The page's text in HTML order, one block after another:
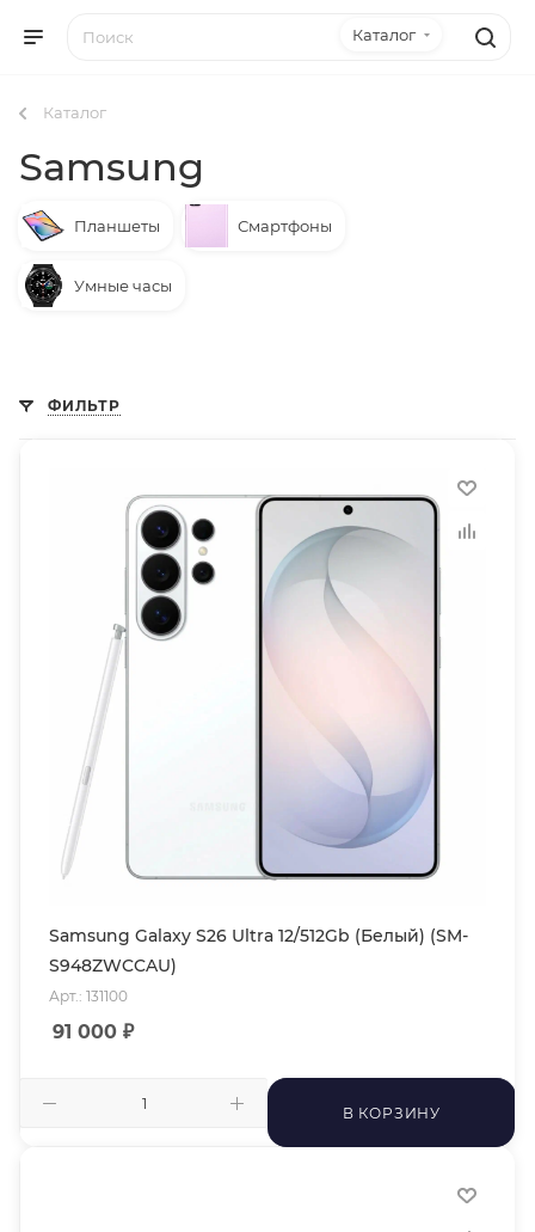
Каталог
Каталог
Samsung
Планшеты Смартфоны
Умные часы
ФИЛЬТР
Samsung Galaxy S26 Ultra 12/512Gb (Белый) (SM-
S948ZWCCAU)
Арт.: 131100
91 000 ₽
В КОРЗИНУ